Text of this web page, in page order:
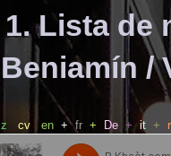
1. Lista de
Beniamín /
z cv en + fr + De + it +